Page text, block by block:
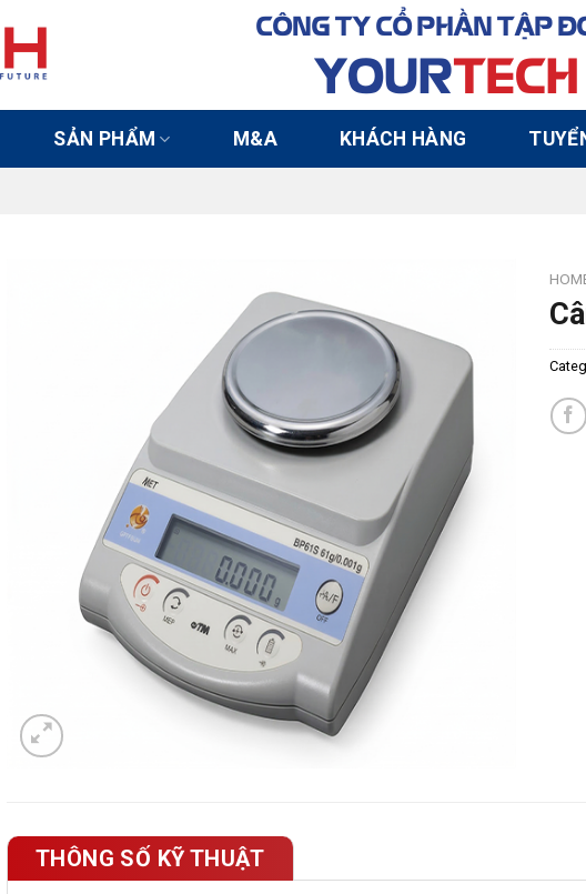
CÔNG TY CỔ PHẦN TẬP
YOURTECH
SẢN PHẨM M&A KHÁCH HÀNG
THÔNG SỐ KỸ THUẬT